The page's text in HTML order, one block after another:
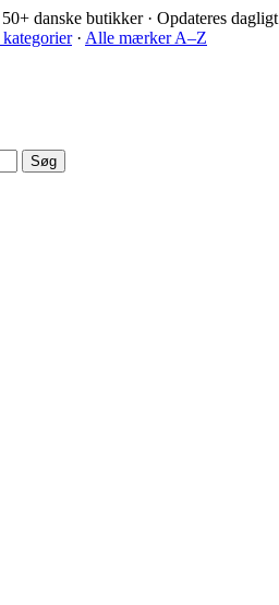
danske butikker · Opdateres dagligt
· Alle mærker A–Z
Søg